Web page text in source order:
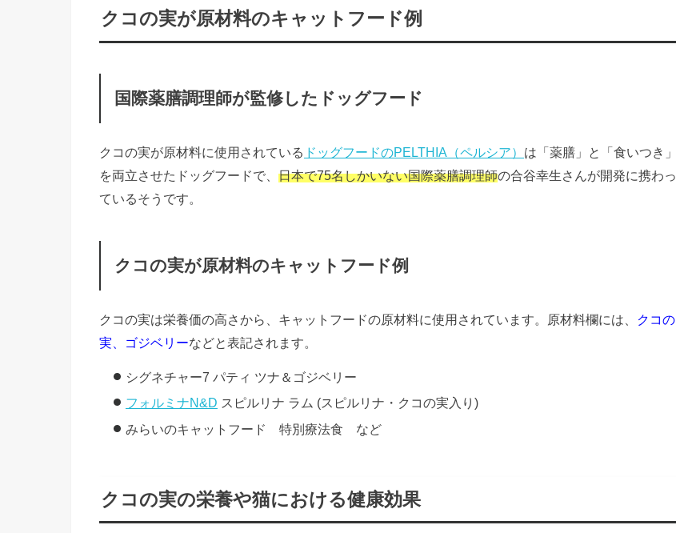
クコの実が原材料のキャットフード例
国際薬膳調理師が監修したドッグフード
クコの実が原材料に使用されている ドッグフードのPELTHIA（ペルシア） は「薬膳」と「食いつき」
を両立させたドッグフードで、 日本で75名しかいない国際薬膳調理師の合谷幸生さんが開発に携わっ
ているそうです。
クコの実が原材料のキャットフード例
クコの実は栄養価の高さから、キャットフードの原材料に使用されています。原材料欄には、
クコの
実、ゴジベリーなどと表記されます。
シグネチャー7 パティ ツナ＆ゴジベリー
フォルミナN&D スピルリナ ラム (スピルリナ・クコの実入り)
みらいのキャットフード 特別療法食 など
クコの実の栄養や猫における健康効果